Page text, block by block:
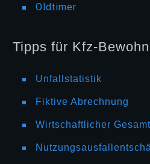
Oldtimer
Tipps für Kfz-
Unfallstatistik
Fiktive Abrechnung
Wirtschaftlicher